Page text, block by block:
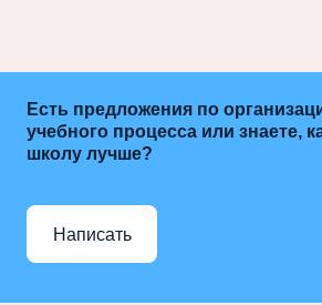
Есть предложения по
учебного процесса или знаете,
школу лучше?
Написать